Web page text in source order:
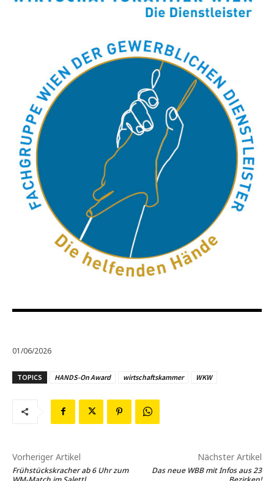
01/06/2026
TOPICS HANDS-On Award wirtschaftskammer WKW
Vorheriger Artikel
Frühstückskracher ab 6 Uhr zum
Nächster Artikel
Das neue WBB mit Infos aus 23